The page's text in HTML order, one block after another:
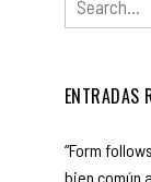
ENTRADAS
“Form
bien común